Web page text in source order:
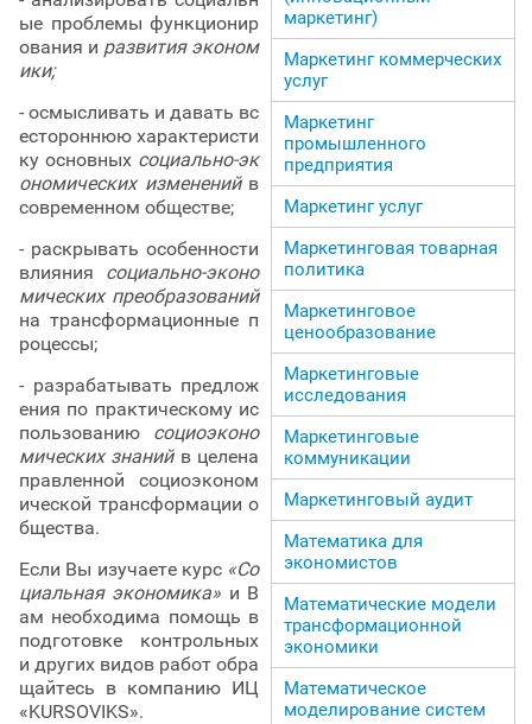
ые проблемы функционир
ования и развития эконом
ики;
- осмысливать и давать вс
естороннюю характеристи
ку основных социально-эк
ономических измененийв
современном обществе;
- раскрывать особенности
влияния социально-эконо
мических преобразований
на трансформационные п
роцессы;
- разрабатывать предлож
ения по практическому ис
пользованию социоэконо
мических знанийв целена
правленной социоэконом
ической трансформации о
бщества.
Если Вы изучаете курс «Со
циальная экономика» и В
ам необходима помощь в
подготовке контрольных
и других видов работ обра
щайтесь в компанию ИЦ
«KURSOVIKS».
маркетинг)
Маркетинг коммерческих
услуг
Маркетинг
промышленного
предприятия
Маркетинг услуг
Маркетинговая товарная
политика
Маркетинговое
ценообразование
Маркетинговые
исследования
Маркетинговые
коммуникации
Маркетинговый аудит
Математика для
экономистов
Математические модели
трансформационной
экономики
Математическое
моделирование систем